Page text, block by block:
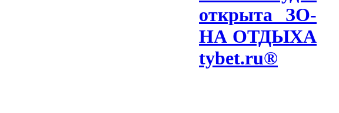
отк­ры­та ЗО­
НА ОТ­ДЫ­ХА
ty­bet.ru®